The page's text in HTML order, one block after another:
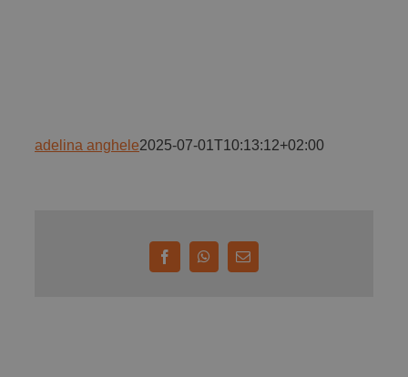
adelina anghele2025-07-01T10:13:12+02:00
FacebookWhatsApp
E-